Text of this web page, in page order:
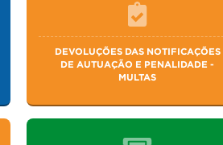
DEVOLUÇÕES DAS NOTIFICAÇÕES
DE AUTUAÇÃO E PENALIDADE -
MULTAS